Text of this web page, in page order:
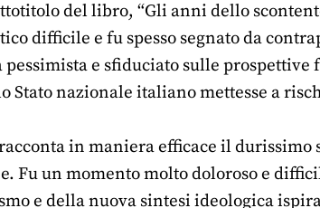
del libro, “Gli anni dello
difficile e fu spesso segnato da
e sfiduciato sulle prospettive
Stato nazionale italiano mettesse a
in maniera efficace il
Fu un momento molto doloroso e
e della nuova sintesi ideologica